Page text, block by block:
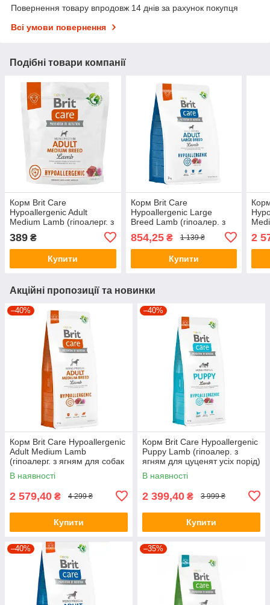
Повернення товару впродовж 14 днів за рахунок покупця
Всі умови повернення
Подібні товари компанії
Корм Brit Care
Hypoallergenic Adult
Medium Lamb (гіпоалерг. з
ягням для собак середніх
порід) 1кг
389 ₴
Купити
Корм Brit Care
Hypoallergenic Large
Breed Lamb (гіпоалер. з
ягням для собак великих
порід) 3кг
854,25₴ 1 139 ₴
Купити
2
Акційні пропозиції та новинки
–40%
Корм Brit Care Hypoallergenic
Adult Medium Lamb
(гіпоалерг. з ягням для собак
середніх порід) 12кг
В наявності
2 579,40 ₴ 4 299 ₴
Купити
–40%
Корм Brit Care Hypoallergenic
Puppy Lamb (гіпоалер. з
ягням для цуценят усіх порід)
12кг
В наявності
2 399,40 ₴ 3 999 ₴
Купити
–40% –35%